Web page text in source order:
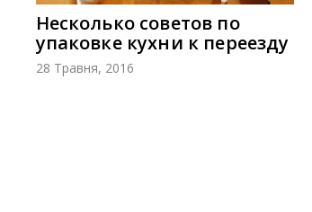
Несколько советов по
упаковке кухни к переезду
28 Травня, 2016